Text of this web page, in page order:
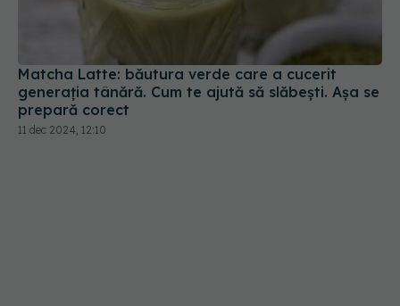
Matcha Latte: băutura verde care a cucerit
generația tânără. Cum te ajută să slăbești. Așa se
11 dec 2024, 12:10